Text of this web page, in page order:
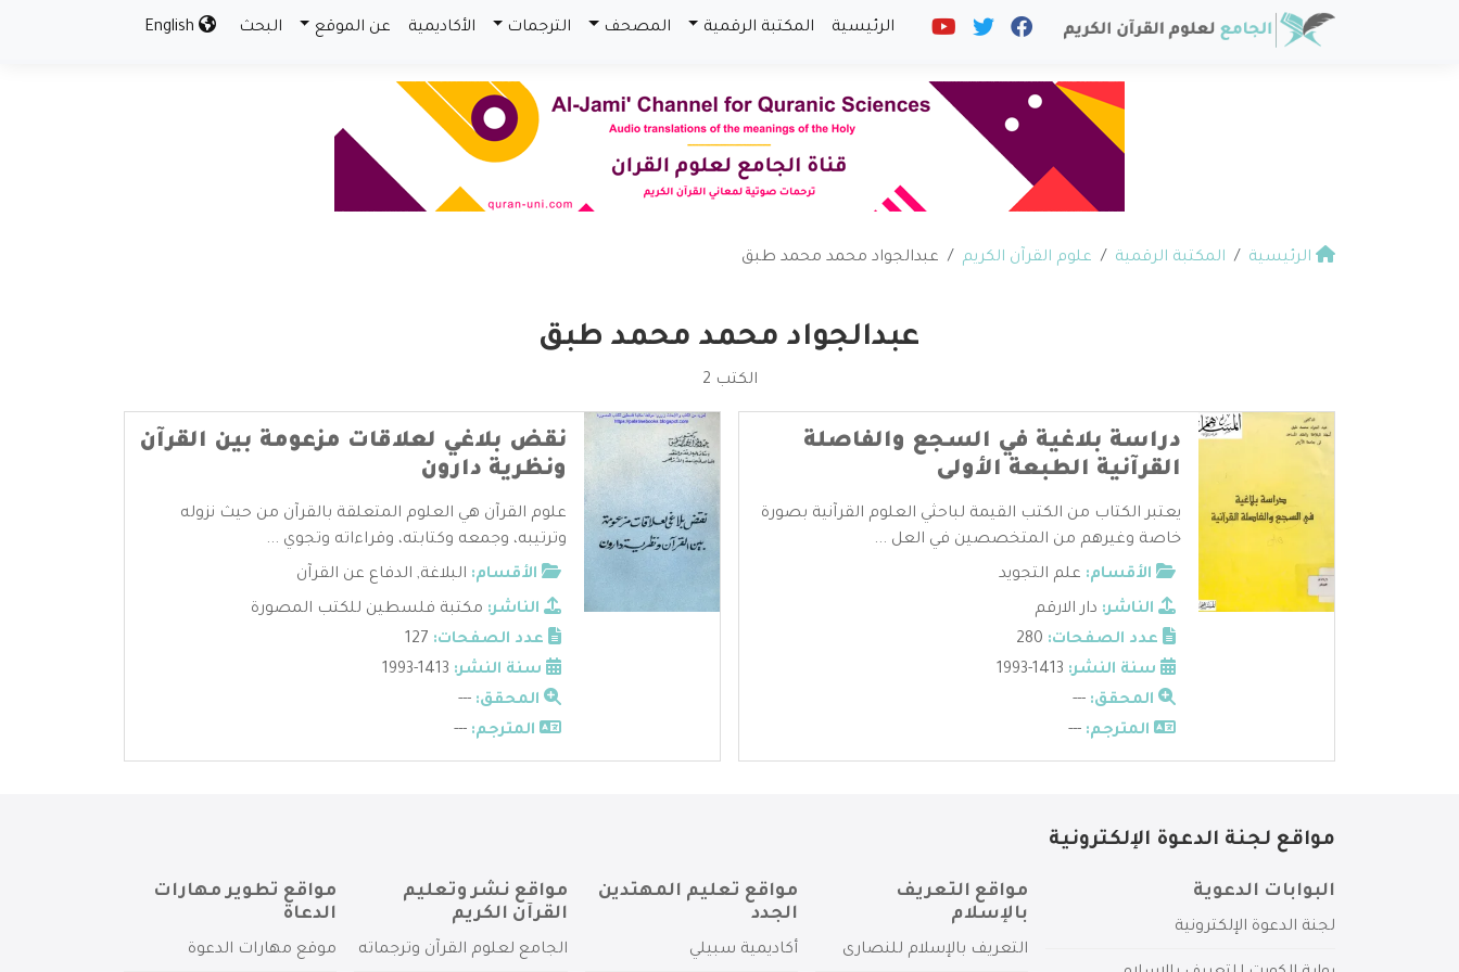
الرئيسية المكتبة الرقمية المصحف الترجمات الأكاديمية عن الموقع البحث
الرئيسية المكتبة الرقمية علوم القرآن الكريم عبدالجواد محمد محمد طبق
عبدالجواد محمد محمد طبق
الكتب 2
دراسة بلاغية في السجع والفاصلة
القرآنية الطبعة الأولى
يعتبر الكتاب من الكتب القيمة لباحثي العلوم القرآنية بصورة
خاصة وغيرهم من المتخصصين في العل ...
الأقسام: علم التجويد
الناشر: دار الارقم
عدد الصفحات:
سنة النشر:
المحقق: ---
المترجم: ---
نقض بلاغي لعلاقات مزعومة بين القرآن
ونظرية دارون
علوم القرآن هي العلوم المتعلقة بالقرآن من حيث نزوله
وترتيبه، وجمعه وكتابته، وقراءاته وتجوي ...
الأقسام: البلاغة, الدفاع عن القرآن
الناشر: مكتبة فلسطين للكتب المصورة
عدد الصفحات:
سنة النشر:
المحقق: ---
المترجم: ---
مواقع لجنة الدعوة الإلكترونية
البوابات الدعوية
لجنة الدعوة الإلكترونية
مواقع التعريف
بالإسلام
التعريف بالإسلام للنصارى
مواقع تعليم المهتدين
الجدد
أكاديمية سبيلي
مواقع نشر وتعليم
القرآن الكريم
الجامع لعلوم القرآن وترجماته
مواقع تطوير مهارات
الدعاة
موقع مهارات الدعوة